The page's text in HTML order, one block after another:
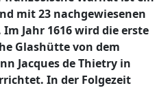
mit 23 nachgewiesenen
Jahr 1616 wird die erste
Glashütte von dem
Jacques de Thietry in
In der Folgezeit